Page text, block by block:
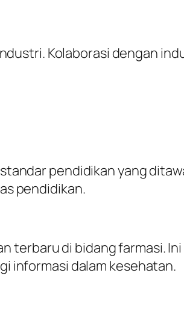
Kolaborasi dengan
pendidikan yang
pendidikan.
terbaru di bidang farmasi. Ini
informasi dalam kesehatan.